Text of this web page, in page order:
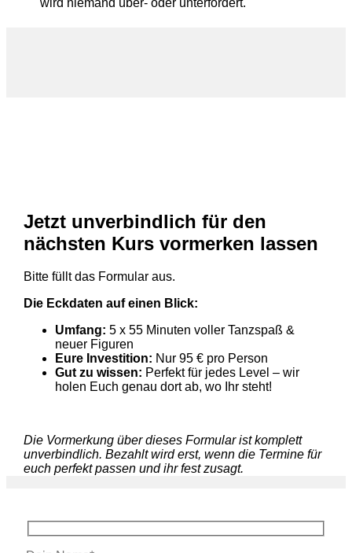
wird niemand über- oder unterfordert.
Jetzt unverbindlich für den
nächsten Kurs vormerken lassen
Bitte füllt das Formular aus.
Die Eckdaten auf einen Blick:
Umfang: 5 x 55 Minuten voller Tanzspaß &
neuer Figuren
Eure Investition: Nur 95 € pro Person
Gut zu wissen: Perfekt für jedes Level – wir
holen Euch genau dort ab, wo Ihr steht!
Die Vormerkung über dieses Formular ist komplett
unverbindlich. Bezahlt wird erst, wenn die Termine für
euch perfekt passen und ihr fest zusagt.